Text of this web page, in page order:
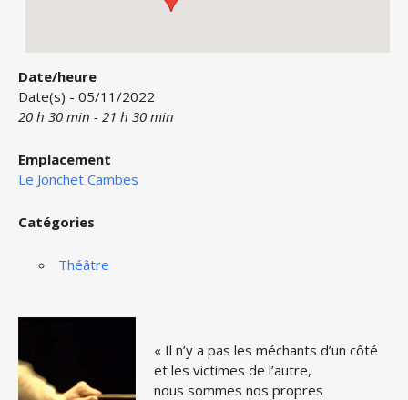
Date/heure
Date(s) - 05/11/2022
20 h 30 min - 21 h 30 min
Emplacement
Le Jonchet Cambes
Catégories
Théâtre
« Il n’y a pas les méchants d’un côté
et les victimes de l’autre,
nous sommes nos propres